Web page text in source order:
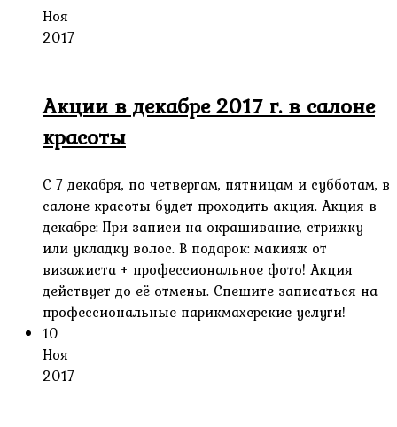
Ноя
2017
Акции в декабре 2017 г. в салоне
красоты
С 7 декабря, по четвергам, пятницам и субботам, в
салоне красоты будет проходить акция. Акция в
декабре: При записи на окрашивание, стрижку
или укладку волос. В подарок: макияж от
визажиста + профессиональное фото! Акция
действует до её отмены. Спешите записаться на
профессиональные парикмахерские услуги!
10
Ноя
2017